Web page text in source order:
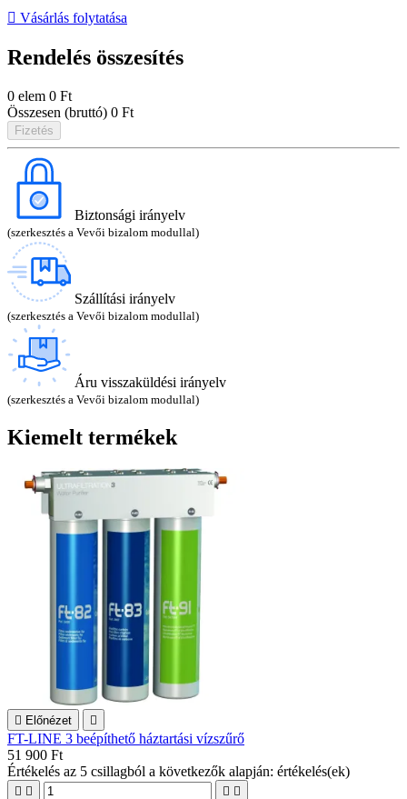
 Vásárlás folytatása
Rendelés összesítés
0 elem 0 Ft
Összesen (bruttó) 0 Ft
Fizetés
Biztonsági irányelv
(szerkesztés a Vevői bizalom modullal)
Szállítási irányelv
(szerkesztés a Vevői bizalom modullal)
Áru visszaküldési irányelv
(szerkesztés a Vevői bizalom modullal)
Kiemelt termékek
 Előnézet 
FT-LINE 3 beépíthető háztartási vízszűrő
51 900 Ft
Értékelés az 5 csillagból a következők alapján: értékelés(ek)
   